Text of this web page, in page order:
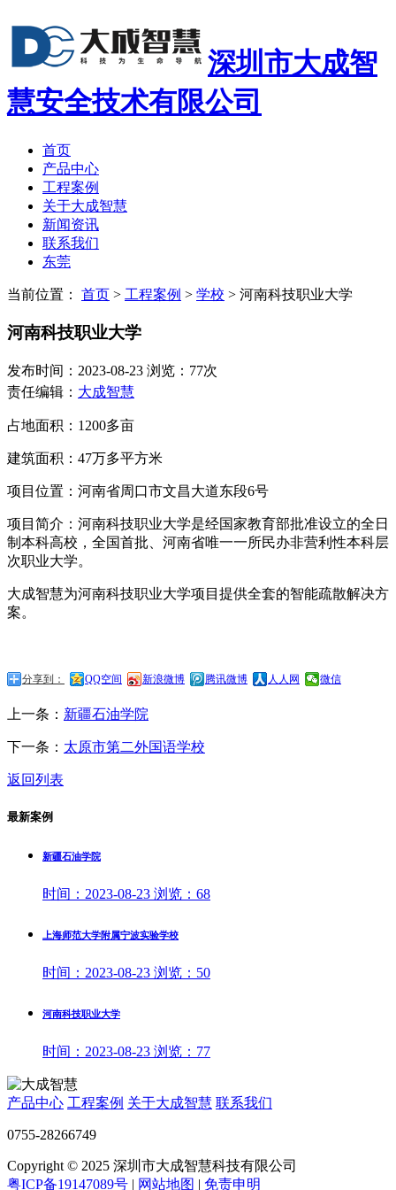
深圳市大成智
慧安全技术有限公司
首页
产品中心
工程案例
关于大成智慧
新闻资讯
联系我们
东莞
当前位置： 首页 > 工程案例 > 学校 > 河南科技职业大学
河南科技职业大学
发布时间：2023-08-23 浏览：77次
责任编辑： 大成智慧
占地面积：1200多亩
建筑面积：47万多平方米
项目位置：河南省周口市文昌大道东段6号
项目简介：河南科技职业大学是经国家教育部批准设立的全日
制本科高校，全国首批、河南省唯一一所民办非营利性本科层
次职业大学。
大成智慧为河南科技职业大学项目提供全套的智能疏散解决方
案。
分享到： QQ空间 新浪微博 腾讯微博 人人网 微信
上一条： 新疆石油学院
下一条： 太原市第二外国语学校
返回列表
最新案例
新疆石油学院
时间： 2023-08-23 浏览： 68
上海师范大学附属宁波实验学校
时间： 2023-08-23 浏览： 50
河南科技职业大学
时间： 2023-08-23 浏览： 77
产品中心 工程案例 关于大成智慧 联系我们
0755-28266749
Copyright © 2025 深圳市大成智慧科技有限公司
粤ICP备19147089号 | 网站地图 | 免责申明